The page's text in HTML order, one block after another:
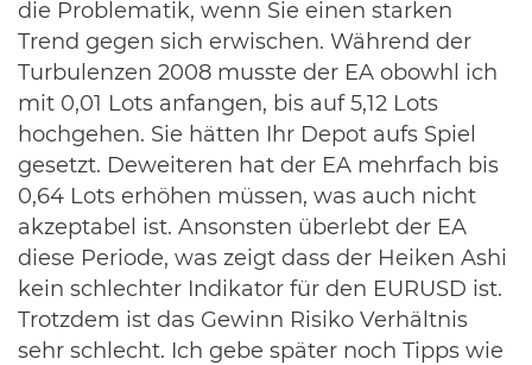
die Problematik, wenn Sie einen starken
Trend gegen sich erwischen. Während der
Turbulenzen 2008 musste der EA obowhl ich
mit 0,01 Lots anfangen, bis auf 5,12 Lots
hochgehen. Sie hätten Ihr Depot aufs Spiel
gesetzt. Deweiteren hat der EA mehrfach bis
0,64 Lots erhöhen müssen, was auch nicht
akzeptabel ist. Ansonsten überlebt der EA
diese Periode, was zeigt dass der Heiken Ashi
kein schlechter Indikator für den EURUSD ist.
Trotzdem ist das Gewinn Risiko Verhältnis
sehr schlecht. Ich gebe später noch Tipps wie